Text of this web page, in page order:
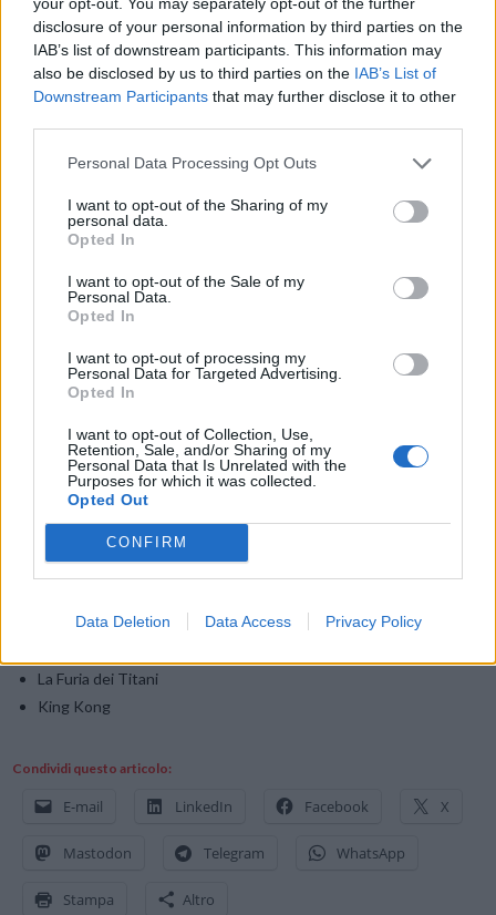
disclosure of your personal information by third parties on the
IAB’s list of downstream participants. This information may
also be disclosed by us to third parties on the IAB’s List of
Downstream Participants that may further disclose it to other
Personal Data Processing Opt Outs
I want to opt-out of the Sharing of my
personal data.
Opted In
I want to opt-out of the Sale of my
Personal Data.
Opted In
I want to opt-out of processing my
Personal Data for Targeted Advertising.
Opted In
I want to opt-out of Collection, Use,
Retention, Sale, and/or Sharing of my
Personal Data that Is Unrelated with the
Purposes for which it was collected.
Opted Out
CONFIRM
Data Deletion Data Access Privacy Policy
cura degli altri e convincere la scettica assistente di Philip (Nicole
Kidman)? La vita per loro due non sarà più la stessa.
Da aprile saranno inoltre visibili:
Serie TV
Fear the Walking Dead
– la quarta stagione dall’1 Aprile
Scandal– le prime sei stagioni dall’8 Aprile
Film e docuserie
Mission: Impossible – Fallout
Sicario: Day of the Soldado
Continuerà poi lo streaming della serie Prime Original
12 Aprile – e
American Gods– la seconda stagione con un nuovo episodio ogni
lunedì fino al 29 Aprile.
L’ultimo giorno di aprile invece scade la possibilità di vedere
District 9
La Furia dei Titani
King Kong
Condividi questo articolo:
E-mail LinkedIn Facebook X
Mastodon Telegram WhatsApp
Stampa Altro